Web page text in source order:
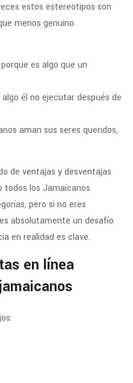
estos estereotipos son
menos genuino.
es algo que un
él no ejecutar después de
aman sus seres queridos,
de ventajas y desventajas
todos los Jamaicanos
pero si no eres
absolutamente un desafío
en realidad es clave.
en línea